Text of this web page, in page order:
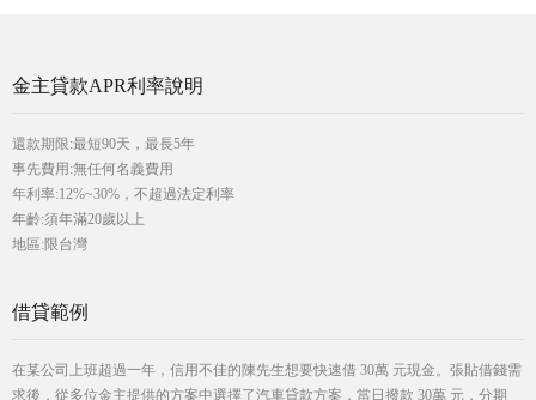
金主貸款APR利率說明
還款期限:最短90天，最長5年
事先費用:無任何名義費用
年利率:12%~30%，不超過法定利率
年齡:須年滿20歲以上
地區:限台灣
借貸範例
在某公司上班超過一年，信用不佳的陳先生想要快速借 30萬 元現金。張貼借錢需
求後，從多位金主提供的方案中選擇了汽車貸款方案，當日撥款 30萬 元，分期